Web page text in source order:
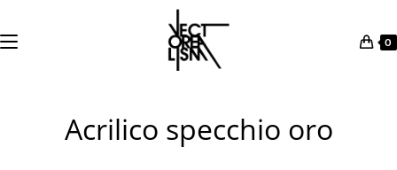
0
Acrilico specchio oro